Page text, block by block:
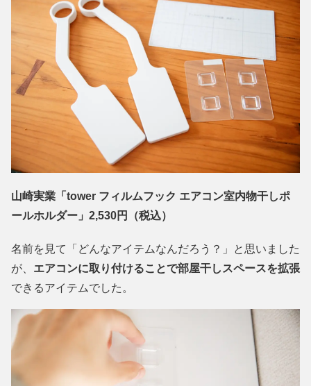
山崎実業「tower フィルムフック エアコン室内物干しポ
ールホルダー」2,530円（税込）
名前を見て「どんなアイテムなんだろう？」と思いました
が、 エアコンに取り付けることで部屋干しスペースを拡張
できるアイテムでした。